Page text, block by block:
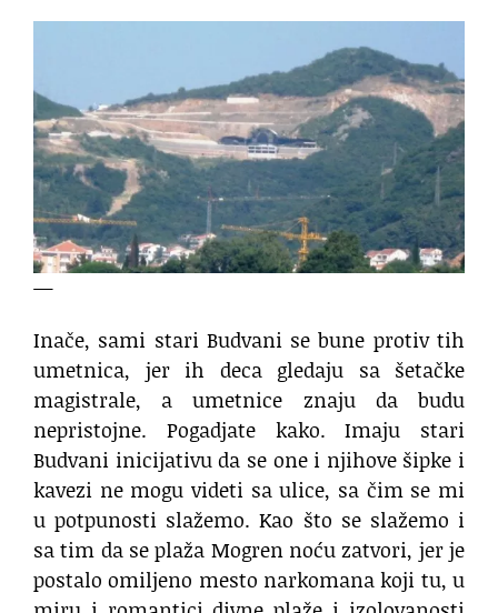
—
Inače, sami stari Budvani se bune protiv tih
umetnica, jer ih deca gledaju sa šetačke
magistrale, a umetnice znaju da budu
nepristojne. Pogadjate kako. Imaju stari
Budvani inicijativu da se one i njihove šipke i
kavezi ne mogu videti sa ulice, sa čim se mi
u potpunosti slažemo. Kao što se slažemo i
sa tim da se plaža Mogren noću zatvori, jer je
postalo omiljeno mesto narkomana koji tu, u